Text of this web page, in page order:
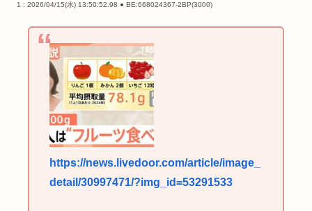
1 : 2026/04/15(水) 13:50:52.98 ● BE:668024367-2BP(3000)
https://news.livedoor.com/article/image_
detail/30997471/?img_id=53291533